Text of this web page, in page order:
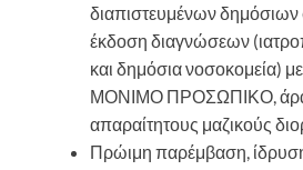
διαπιστευμένων δημόσιων
έκδοση διαγνώσεων
και δημόσια νοσοκομεία)
ΜΟΝΙΜΟ ΠΡΟΣΩΠΙΚΟ, άρα
απαραίτητους μαζικούς
Πρώιμη παρέμβαση,